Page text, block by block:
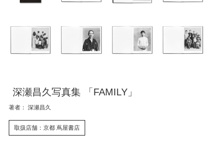
深瀬昌久写真集 「FAMILY」
著者： 深瀬昌久
取扱店舗：京都 蔦屋書店